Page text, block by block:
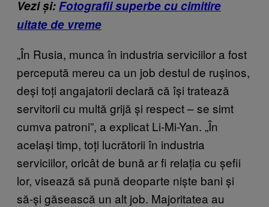
Vezi și:Fotografii superbe cu cimitire
uitate de vreme
„În Rusia, munca în industria serviciilor a fost
percepută mereu ca un job destul de rușinos,
deși toți angajatorii declară că își tratează
servitorii cu multă grijă și respect – se simt
cumva patroni”, a explicat Li-Mi-Yan. „În
același timp, toți lucrătorii în industria
serviciilor, oricât de bună ar fi relația cu șefii
lor, visează să pună deoparte niște bani și
să-și găsească un alt job. Majoritatea au